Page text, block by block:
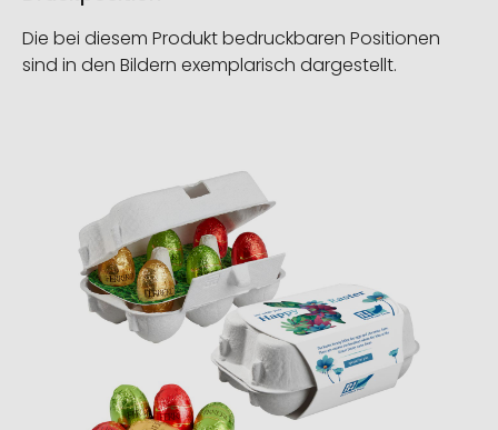
Die bei diesem Produkt bedruckbaren Positionen
sind in den Bildern exemplarisch dargestellt.